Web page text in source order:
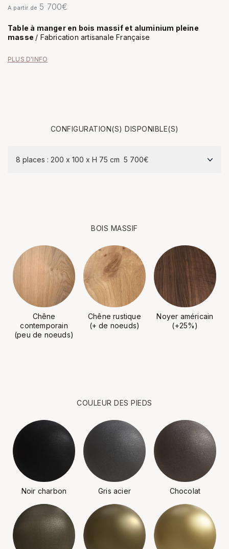
A partir de 5 700€
Table à manger en bois massif et aluminium pleine
masse / Fabrication artisanale Française
PLUS D'INFO
CONFIGURATION(S) DISPONIBLE(S)
BOIS MASSIF
Chêne
contemporain
(peu de noeuds)
Chêne rustique
(+ de noeuds)
Noyer américain
(+25%)
COULEUR DES PIEDS
Noir charbon Gris acier Chocolat